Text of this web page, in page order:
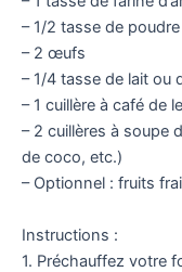
– 1/2 tasse de
– 2 œufs
– 1/4 tasse de lait ou
– 1 cuillère à café de
– 2 cuillères à soupe
de coco, etc.)
– Optionnel : fruits
Instructions :
1. Préchauffez votre